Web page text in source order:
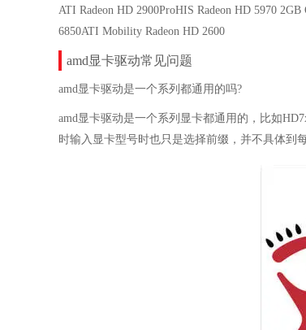
ATI Radeon HD 2900ProHIS Radeon HD 5970
6850ATI Mobility Radeon HD 2600
amd显卡驱动常见问题
amd显卡驱动是一个系列都通用的吗?
amd显卡驱动是一个系列显卡都通用的，比如
时输入显卡型号时也只是选择前缀，并不具体到